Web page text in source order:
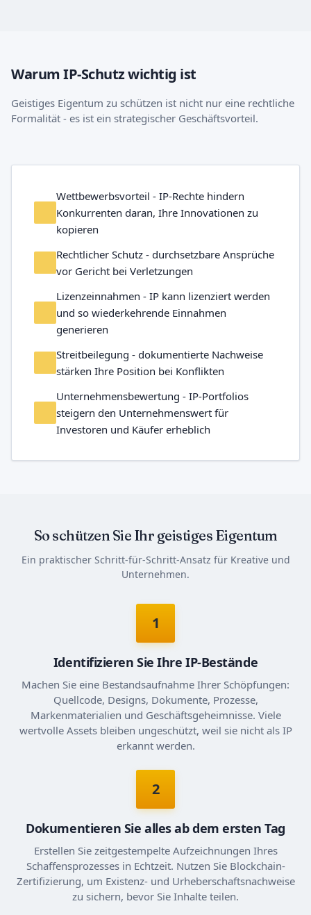
Warum IP-Schutz wichtig ist
Geistiges Eigentum zu schützen ist nicht nur eine rechtliche
Formalität - es ist ein strategischer Geschäftsvorteil.
Wettbewerbsvorteil - IP-Rechte hindern
Konkurrenten daran, Ihre Innovationen zu
kopieren
Rechtlicher Schutz - durchsetzbare Ansprüche
vor Gericht bei Verletzungen
Lizenzeinnahmen - IP kann lizenziert werden
und so wiederkehrende Einnahmen
generieren
Streitbeilegung - dokumentierte Nachweise
stärken Ihre Position bei Konflikten
Unternehmensbewertung - IP-Portfolios
steigern den Unternehmenswert für
Investoren und Käufer erheblich
So schützen Sie Ihr geistiges Eigentum
Ein praktischer Schritt-für-Schritt-Ansatz für Kreative und
Unternehmen.
1
Identifizieren Sie Ihre IP-Bestände
Machen Sie eine Bestandsaufnahme Ihrer Schöpfungen:
Quellcode, Designs, Dokumente, Prozesse,
Markenmaterialien und Geschäftsgeheimnisse. Viele
wertvolle Assets bleiben ungeschützt, weil sie nicht als IP
erkannt werden.
2
Dokumentieren Sie alles ab dem ersten Tag
Erstellen Sie zeitgestempelte Aufzeichnungen Ihres
Schaffensprozesses in Echtzeit. Nutzen Sie Blockchain-
Zertifizierung, um Existenz- und Urheberschaftsnachweise
zu sichern, bevor Sie Inhalte teilen.